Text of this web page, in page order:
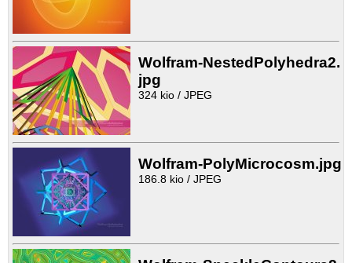
Wolfram-NestedPolyhedra2.
jpg
324 kio / JPEG
Wolfram-PolyMicrocosm.jpg
186.8 kio / JPEG